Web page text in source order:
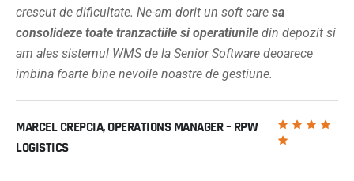
crescut de dificultate. Ne-am dorit un soft care sa
consolideze toate tranzactiile si operatiunile din depozit si
am ales sistemul WMS de la Senior Software deoarece
imbina foarte bine nevoile noastre de gestiune.
MARCEL CREPCIA, OPERATIONS MANAGER – RPW
LOGISTICS